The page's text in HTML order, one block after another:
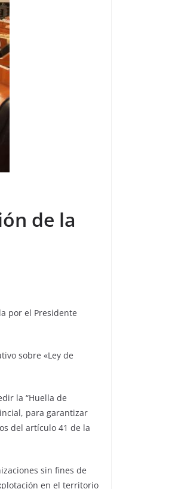
de la
por el Presidente
sobre «Ley de
la “Huella de
para garantizar
del artículo 41 de la
sin fines de
en el territorio